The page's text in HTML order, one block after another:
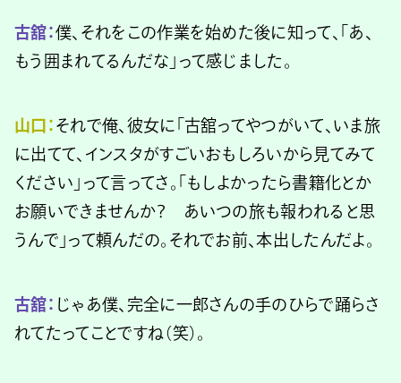
古舘：僕、それをこの作業を始めた後に知って、「あ、
もう囲まれてるんだな」って感じました。
山口： それで俺、彼女に「古舘ってやつがいて、いま旅
に出てて、インスタがすごいおもしろいから見てみて
ください」って言ってさ。「もしよかったら書籍化とか
お願いできませんか？ あいつの旅も報われると思
うんで」って頼んだの。それでお前、本出したんだよ。
古舘： じゃあ僕、完全に一郎さんの手のひらで踊らさ
れてたってことですね（笑）。